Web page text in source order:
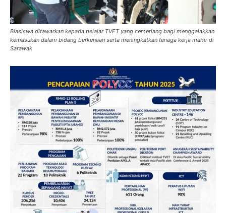
Biasiswa ditawarkan kepada pelajar TVET yang cemerlang bagi menggalakkan
kemasukan dalam bidang berkenaan serta meningkatkan tenaga kerja mahir di
Sarawak